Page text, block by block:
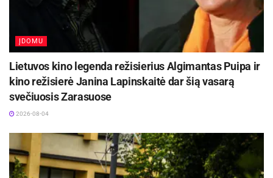
ĮDOMU
Lietuvos kino legenda režisierius Algimantas Puipa ir
kino režisierė Janina Lapinskaitė dar šią vasarą
svečiuosis Zarasuose
2026-08-04